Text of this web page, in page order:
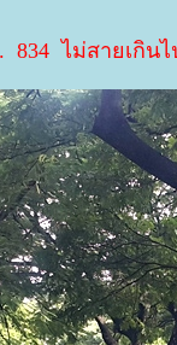
834 ไม่สายเกิน